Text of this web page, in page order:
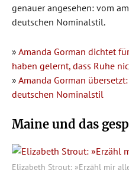
genauer angesehen: vom
deutschen Nominalstil.
» Amanda Gorman dichtet
haben gelernt, dass Ruhe
» Amanda Gorman
deutschen Nominalstil
Maine und das
Elizabeth Strout: »Erzähl mir